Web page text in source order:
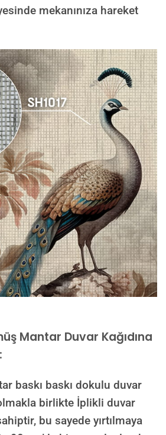
mekanınıza hareket
Mantar Duvar Kağıdına
baskı dokulu duvar
birlikte İplikli duvar
bu sayede yırtılmaya